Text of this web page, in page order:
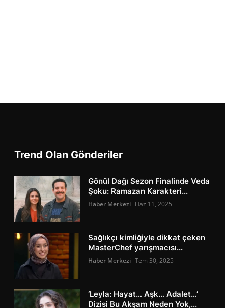
Trend Olan Gönderiler
Gönül Dağı Sezon Finalinde Veda
Şoku: Ramazan Karakteri...
Haber Merkezi Haz 11, 2025
Sağlıkçı kimliğiyle dikkat çeken
MasterChef yarışmacısı...
Haber Merkezi Tem 30, 2025
‘Leyla: Hayat… Aşk… Adalet…’
Dizisi Bu Akşam Neden Yok,...